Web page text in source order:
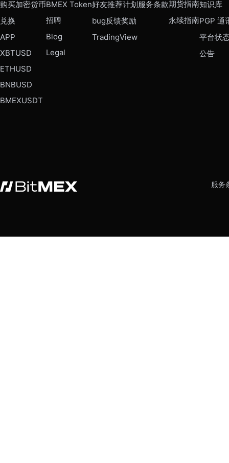
购买加密货币
兑换
APP
XBTUSD
ETHUSD
BNBUSD
BMEXUSDT
BMEX Token
招聘
Blog
Legal
好友推荐计划服务条款
bug反馈奖励
TradingView
期货指南
永续指南
知识库
PGP 通
平台状
公告
服务